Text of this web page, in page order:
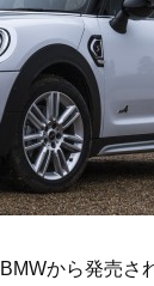
から発売さ